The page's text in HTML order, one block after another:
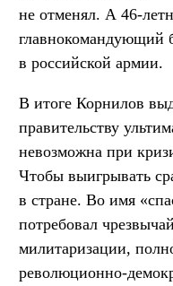
не отменял. А 46-
главнокомандующий
в российской армии.
В итоге Корнилов
правительству
невозможна при
Чтобы выигрывать
в стране. Во имя
потребовал
милитаризации,
революционно-